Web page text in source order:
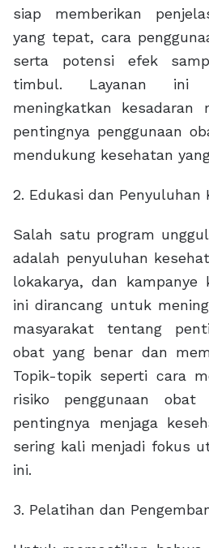
siap memberikan
yang tepat, cara
serta potensi efek
timbul. Layanan ini
meningkatkan kesadaran
pentingnya penggunaan
mendukung kesehatan
2. Edukasi dan Penyuluhan
Salah satu program
adalah penyuluhan
lokakarya, dan kampanye
ini dirancang untuk
masyarakat tentang
obat yang benar dan
Topik-topik seperti cara
risiko penggunaan
pentingnya menjaga
sering kali menjadi fokus
ini.
3. Pelatihan dan